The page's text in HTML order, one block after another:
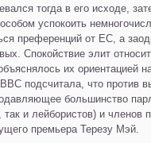
тогда в его исходе,
успокоить
преференций от ЕС, а
Спокойствие элит
их ориентацией
подсчитала, что против
большинство
так и лейбористов) и членов
премьера Терезу Мэй.